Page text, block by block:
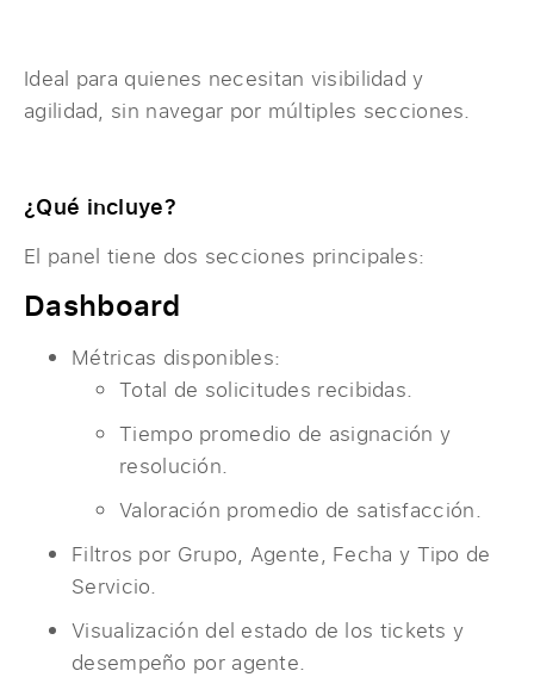
Ideal para quienes necesitan visibilidad y
agilidad, sin navegar por múltiples secciones.
¿Qué incluye?
El panel tiene dos secciones principales:
Dashboard
Métricas disponibles:
Total de solicitudes recibidas.
Tiempo promedio de asignación y
resolución.
Valoración promedio de satisfacción.
Filtros por Grupo, Agente, Fecha y Tipo de
Servicio.
Visualización del estado de los tickets y
desempeño por agente.